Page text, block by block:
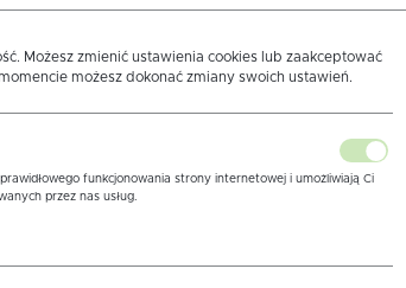
Możesz zmienić ustawienia cookies lub zaakceptować
możesz dokonać zmiany swoich ustawień.
funkcjonowania strony internetowej i umożliwiają Ci
przez nas usług.
czy wypełniania formularzy. Dzięki plikom cookies